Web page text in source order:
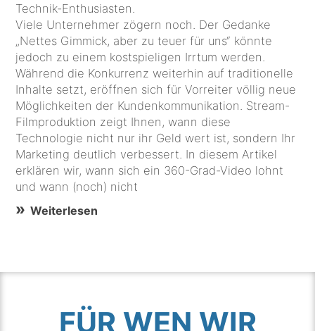
Technik-Enthusiasten.
Viele Unternehmer zögern noch. Der Gedanke
„Nettes Gimmick, aber zu teuer für uns“ könnte
jedoch zu einem kostspieligen Irrtum werden.
Während die Konkurrenz weiterhin auf traditionelle
Inhalte setzt, eröffnen sich für Vorreiter völlig neue
Möglichkeiten der Kundenkommunikation. Stream-
Filmproduktion zeigt Ihnen, wann diese
Technologie nicht nur ihr Geld wert ist, sondern Ihr
Marketing deutlich verbessert. In diesem Artikel
erklären wir, wann sich ein 360-Grad-Video lohnt
und wann (noch) nicht
Weiterlesen
FÜR WEN WIR